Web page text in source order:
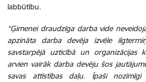
labbūtību.
“Ģimenei draudzīga darba vide
apzināta darba devēja izvēle
savstarpējā uzticībā un organizācijas
arvien vairāk darba devēju šos
savas attīstības daļu. Īpaši